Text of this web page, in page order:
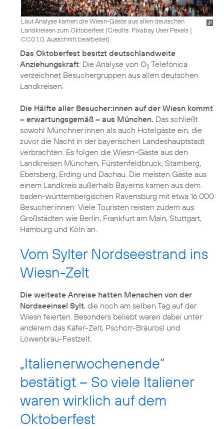
Laut Analyse kamen die Wiesn-Gäste aus allen deutschen
Landkreisen zum Oktoberfest (Credits: Pixabay User Pexels |
CC0 1.0, Ausschnitt bearbeitet)
Das Oktoberfest besitzt deutschlandweite
Anziehungskraft: Die Analyse von O2 Telefónica
verzeichnet Besuchergruppen aus allen deutschen
Landkreisen.
Die Hälfte aller Besucher:innen auf der Wiesn kommt
– erwartungsgemäß – aus München. Das schließt
sowohl Münchner:innen als auch Hotelgäste ein, die
zuvor die Nacht in der bayerischen Landeshauptstadt
verbrachten. Es folgen die Wiesn-Gäste aus den
Landkreisen München, Fürstenfeldbruck, Starnberg,
Ebersberg, Erding und Dachau. Die meisten Gäste aus
einem Landkreis außerhalb Bayerns kamen aus dem
baden-württembergischen Ravensburg mit etwa 16.000
Besucher:innen. Viele Touristen reisten zudem aus
Großstädten wie Berlin, Frankfurt am Main, Stuttgart,
Hamburg und Köln an.
Vom Sylter Nordseestrand ins
Wiesn-Zelt
Die weiteste Anreise hatten Menschen von der
Nordseeinsel Sylt, die noch am selben Tag auf der
Wiesn feierten. Besonders beliebt waren dabei unter
anderem das Käfer-Zelt, Pschorr-Bräurosl und
Löwenbräu-Festzelt.
„Italienerwochenende“
bestätigt – So viele Italiener
waren wirklich auf dem
Oktoberfest